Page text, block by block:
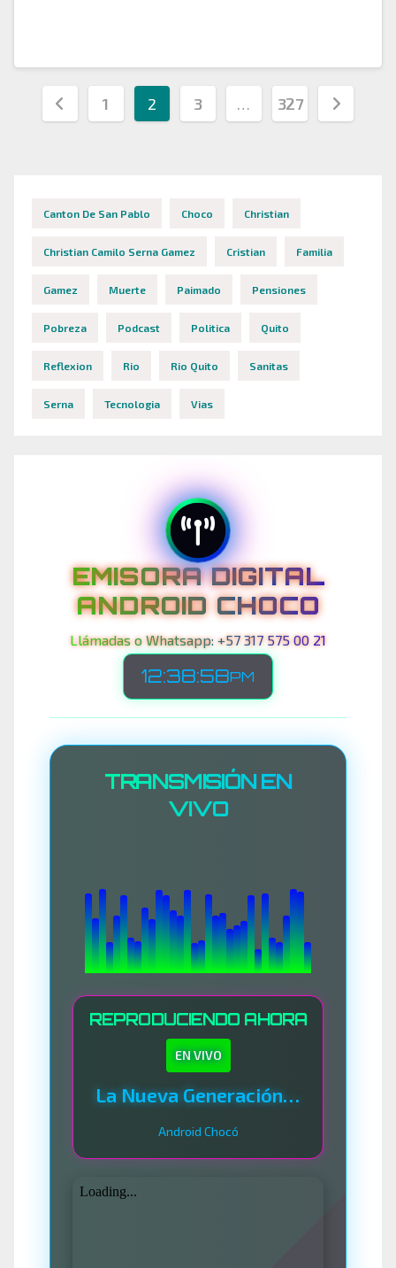
Paginación
1 2 3 … 327
Canton De San Pablo Choco Christian
Christian Camilo Serna Gamez Cristian Familia
Gamez Muerte Paimado Pensiones
Pobreza Podcast Politica Quito
Reflexion Rio Rio Quito Sanitas
Serna Tecnologia Vias
EMISORA DIGITAL
ANDROID CHOCO
Llámadas o Whatsapp: +57 317 575 00 21
12:39:02PM
TRANSMISIÓN EN
VIVO
REPRODUCIENDO AHORA
EN VIVO
La Nueva Generación Del Sistema
Android Chocó